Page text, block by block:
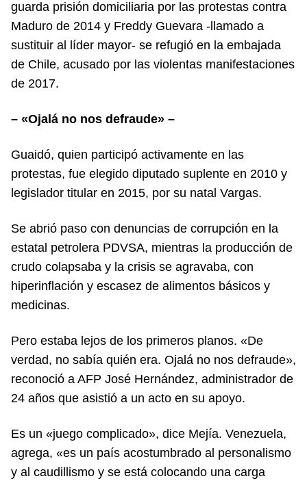
guarda prisión domiciliaria por las protestas contra
Maduro de 2014 y Freddy Guevara -llamado a
sustituir al líder mayor- se refugió en la embajada
de Chile, acusado por las violentas manifestaciones
de 2017.
– «Ojalá no nos defraude» –
Guaidó, quien participó activamente en las
protestas, fue elegido diputado suplente en 2010 y
legislador titular en 2015, por su natal Vargas.
Se abrió paso con denuncias de corrupción en la
estatal petrolera PDVSA, mientras la producción de
crudo colapsaba y la crisis se agravaba, con
hiperinflación y escasez de alimentos básicos y
medicinas.
Pero estaba lejos de los primeros planos. «De
verdad, no sabía quién era. Ojalá no nos defraude»,
reconoció a AFP José Hernández, administrador de
24 años que asistió a un acto en su apoyo.
Es un «juego complicado», dice Mejía. Venezuela,
agrega, «es un país acostumbrado al personalismo
y al caudillismo y se está colocando una carga